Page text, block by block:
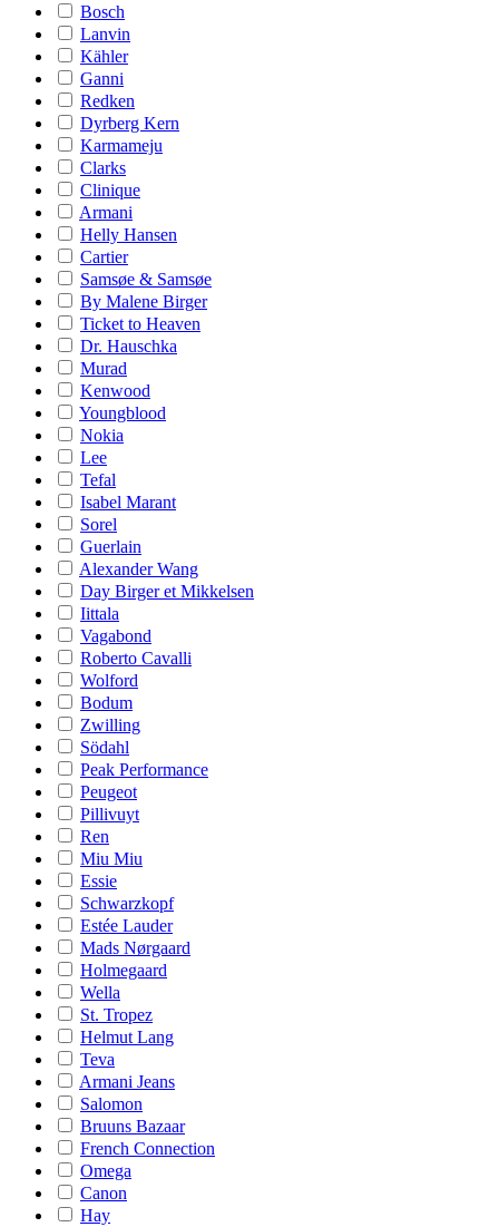
Bosch
Lanvin
Kähler
Ganni
Redken
Dyrberg Kern
Karmameju
Clarks
Clinique
Armani
Helly Hansen
Cartier
Samsøe & Samsøe
By Malene Birger
Ticket to Heaven
Dr. Hauschka
Murad
Kenwood
Youngblood
Nokia
Lee
Tefal
Isabel Marant
Sorel
Guerlain
Alexander Wang
Day Birger et Mikkelsen
Iittala
Vagabond
Roberto Cavalli
Wolford
Bodum
Zwilling
Södahl
Peak Performance
Peugeot
Pillivuyt
Ren
Miu Miu
Essie
Schwarzkopf
Estée Lauder
Mads Nørgaard
Holmegaard
Wella
St. Tropez
Helmut Lang
Teva
Armani Jeans
Salomon
Bruuns Bazaar
French Connection
Omega
Canon
Hay